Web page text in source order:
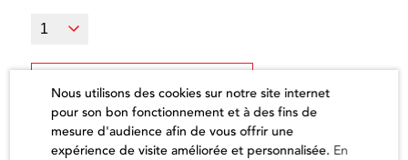
Ajouter au panier
Nous utilisons des cookies sur notre site internet
pour son bon fonctionnement et à des fins de
mesure d'audience afin de vous offrir une
expérience de visite améliorée et personnalisée. En